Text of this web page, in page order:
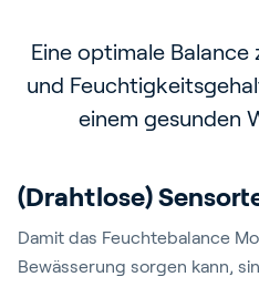
Eine optimale
und
einem gesunden
Das Modul schont die
geringeren Wasser-
Das Modul
(Drahtlose)
Damit das Feuchtebalance
Bewässerung sorgen kann,